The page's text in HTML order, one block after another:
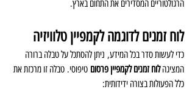
הרגולטוריים המסדירים את התחום בארץ.
לוח זמנים לדוגמה לקמפיין טלוויזיה
כדי לעשות סדר בכל המידע, ניתן להסתכל על טבלה ברורה
המציגה לוח זמנים לקמפיין פרסום טיפוסי. טבלה זו מרכזת את
כלל הפעולות בצורה ידידותית: